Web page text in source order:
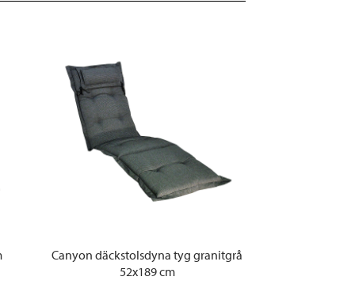
Canyon däckstolsdyna tyg granitgrå
52x189 cm